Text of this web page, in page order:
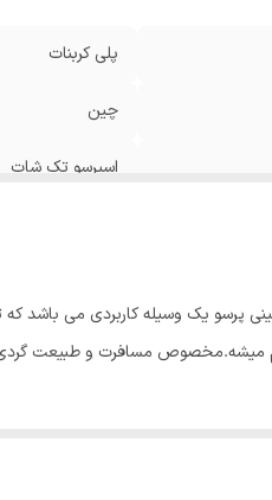
پلی کربنات
چین
اسپرسو تک شات
یک وسیله کاربردی می باشد که
میشه.مخصوص مسافرت و طبیعت